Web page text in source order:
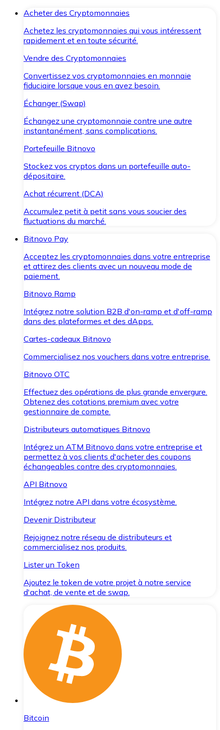
Acheter des Cryptomonnaies
Achetez les cryptomonnaies qui vous intéressent
rapidement et en toute sécurité.
Vendre des Cryptomonnaies
Convertissez vos cryptomonnaies en monnaie
fiduciaire lorsque vous en avez besoin.
Échanger (Swap)
Échangez une cryptomonnaie contre une autre
instantanément, sans complications.
Portefeuille Bitnovo
Stockez vos cryptos dans un portefeuille auto-
dépositaire.
Achat récurrent (DCA)
Accumulez petit à petit sans vous soucier des
fluctuations du marché.
Bitnovo Pay
Acceptez les cryptomonnaies dans votre entreprise
et attirez des clients avec un nouveau mode de
paiement.
Bitnovo Ramp
Intégrez notre solution B2B d'on-ramp et d'off-ramp
dans des plateformes et des dApps.
Cartes-cadeaux Bitnovo
Commercialisez nos vouchers dans votre entreprise.
Bitnovo OTC
Effectuez des opérations de plus grande envergure.
Obtenez des cotations premium avec votre
gestionnaire de compte.
Distributeurs automatiques Bitnovo
Intégrez un ATM Bitnovo dans votre entreprise et
permettez à vos clients d'acheter des coupons
échangeables contre des cryptomonnaies.
API Bitnovo
Intégrez notre API dans votre écosystème.
Devenir Distributeur
Rejoignez notre réseau de distributeurs et
commercialisez nos produits.
Lister un Token
Ajoutez le token de votre projet à notre service
d'achat, de vente et de swap.
Bitcoin